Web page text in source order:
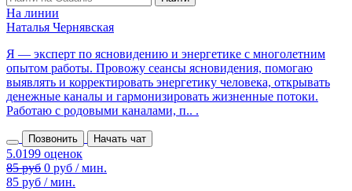
На линии
Наталья Чернявская
Я — эксперт по ясновидению и энергетике с многолетним
опытом работы. Провожу сеансы ясновидения, помогаю
выявлять и корректировать энергетику человека, открывать
денежные каналы и гармонизировать жизненные потоки.
Работаю с родовыми каналами, п.. .
Позвонить Начать чат
85 руб 0 руб / мин.
85 руб / мин.